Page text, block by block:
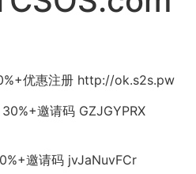
优惠注册 http://ok.s2s.pw
邀请码 GZJGYPRX
邀请码 jvJaNuvFCr